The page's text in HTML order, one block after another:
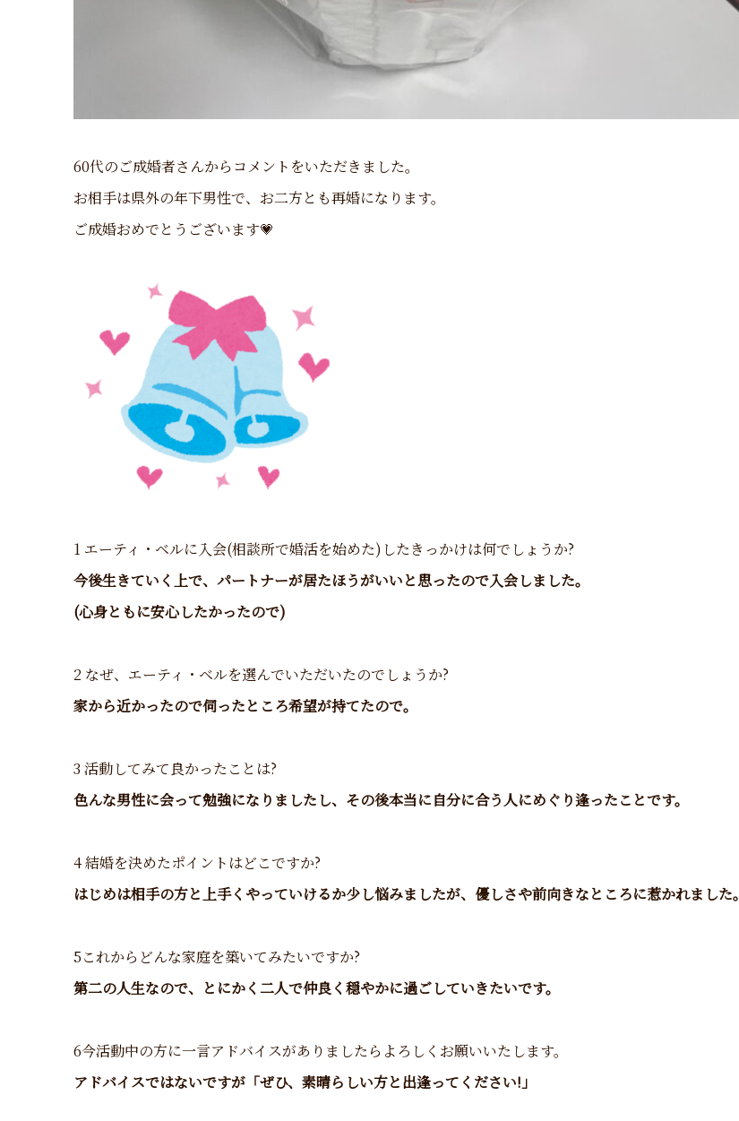
60代のご成婚者さんからコメントをいただきました。
お相手は県外の年下男性で、お二方とも再婚になります。
ご成婚おめでとうございます💗
1 エーティ・ベルに入会(相談所で婚活を始めた)したきっかけは何でしょうか?
今後生きていく上で、パートナーが居たほうがいいと思ったので入会しました。
(心身ともに安心したかったので)
2 なぜ、エーティ・ベルを選んでいただいたのでしょうか?
家から近かったので伺ったところ希望が持てたので。
3 活動してみて良かったことは?
色んな男性に会って勉強になりましたし、その後本当に自分に合う人にめぐり逢ったことです。
4 結婚を決めたポイントはどこですか?
はじめは相手の方と上手くやっていけるか少し悩みましたが、優しさや前向きなところに惹かれました。
5これからどんな家庭を築いてみたいですか?
第二の人生なので、とにかく二人で仲良く穏やかに過ごしていきたいです。
6今活動中の方に一言アドバイスがありましたらよろしくお願いいたします。
アドバイスではないですが「ぜひ、素晴らしい方と出逢ってください!」